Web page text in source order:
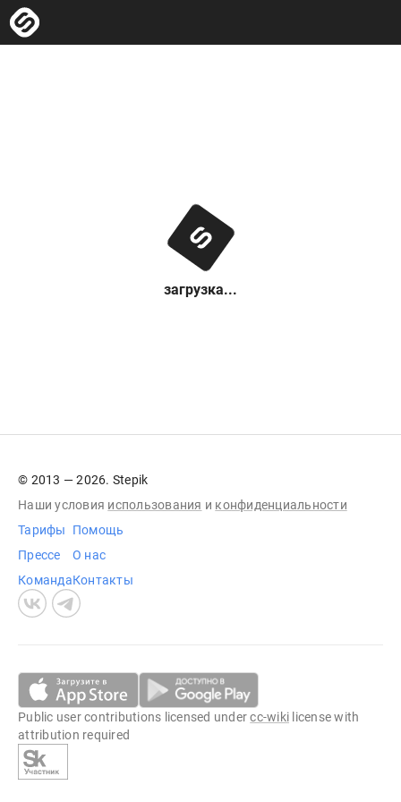
загрузка...
© 2013 — 2026. Stepik
Наши условия использования и конфиденциальности
Тарифы
Прессе
Команда
Помощь
О нас
Контакты
Public user contributions licensed undercc-wiki license with
attribution required